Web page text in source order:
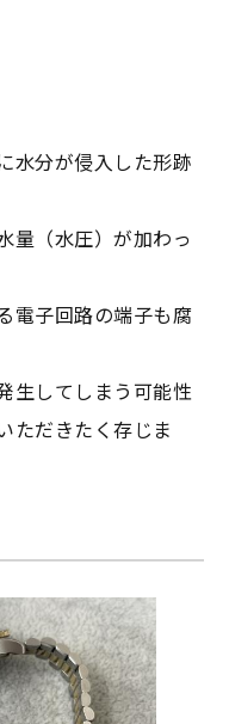
水分が侵入した形跡
量（水圧）が加わっ
電子回路の端子も腐
生してしまう可能性
ただきたく存じま